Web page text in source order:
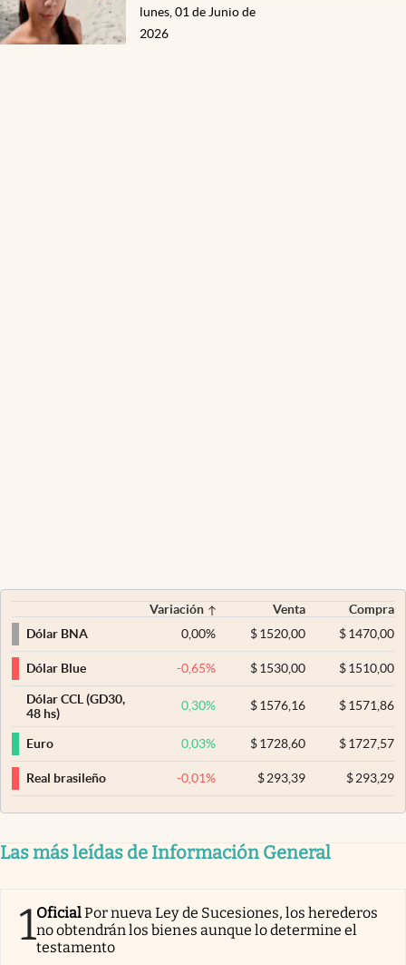
lunes, 01 de Junio de
2026
Variación Venta
Compra
Dólar BNA
0,00% $ 1520,00 $1470,00
Dólar Blue -0,65% $ 1530,00 $1510,00
Dólar CCL (GD30,
48 hs)
0,30% $ 1576,16 $1571,86
Euro 0,03% $ 1728,60 $1727,57
Real brasileño -0,01% $ 293,39 $293,29
Las más leídas de Información General
1OficialPor nueva Ley de Sucesiones, los herederos
no obtendrán los bienes aunque lo determine el
testamento